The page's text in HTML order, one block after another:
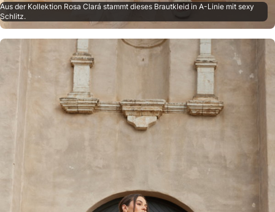
Aus der Kollektion Rosa Clará stammt dieses Brautkleid in A-Linie mit sexy
Schlitz.